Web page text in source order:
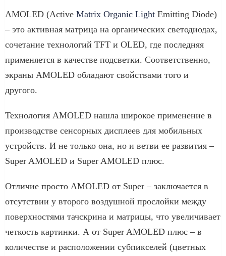
AMOLED (Active Matrix Organic Light Emitting Diode)
– это активная матрица на органических светодиодах,
сочетание технологий TFT и OLED, где последняя
применяется в качестве подсветки. Соответственно,
экраны AMOLED обладают свойствами того и
другого.
Технология AMOLED нашла широкое применение в
производстве сенсорных дисплеев для мобильных
устройств. И не только она, но и ветви ее развития –
Super AMOLED и Super AMOLED плюс.
Отличие просто AMOLED от Super – заключается в
отсутствии у второго воздушной прослойки между
поверхностями тачскрина и матрицы, что увеличивает
четкость картинки. А от Super AMOLED плюс – в
количестве и расположении субпикселей (цветных